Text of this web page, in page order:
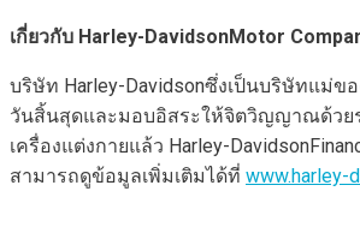
เกี่ยวกับ Harley-DavidsonMotor
บริษัท Harley-Davidsonซึ่งเป็นบริษัทแม่ข
วันสิ้นสุดและมอบอิสระให้จิตวิญญาณด้วย
เครื่องแต่งกายแล้ว Harley-
สามารถดูข้อมูลเพิ่มเติมได้ที่ www.harley-